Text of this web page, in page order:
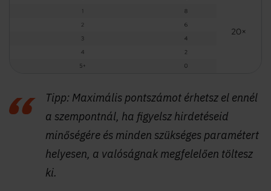
Tipp: Maximális pontszámot érhetsz el ennél
a szempontnál, ha figyelsz hirdetéseid
minőségére és minden szükséges paramétert
helyesen, a valóságnak megfelelően töltesz
ki.